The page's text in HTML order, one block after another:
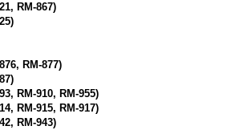
RM-867)
RM-877)
RM-910, RM-955)
RM-915, RM-917)
RM-943)